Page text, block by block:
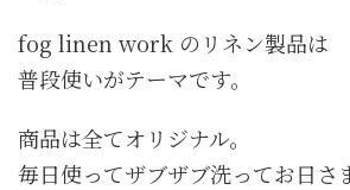
fog linen work のリネン製品は
普段使いがテーマです。
商品は全てオリジナル。
毎日使ってザブザブ洗ってお日さ